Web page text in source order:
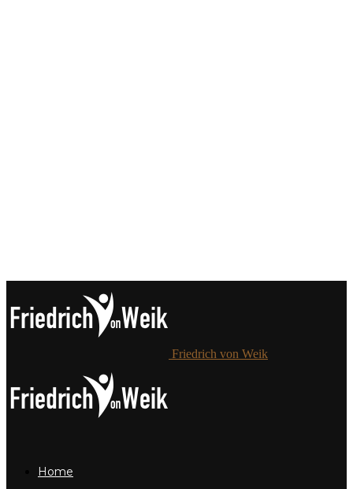
Friedrich von Weik
Home